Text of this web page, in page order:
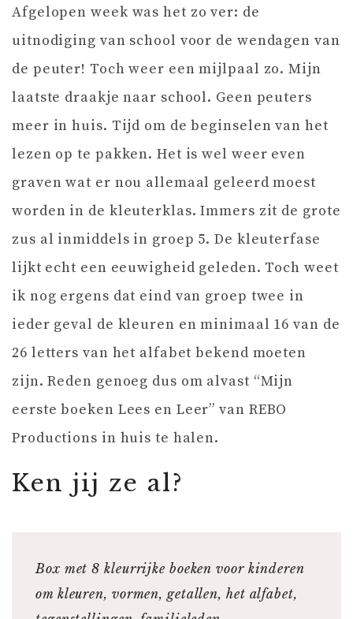
Afgelopen week was het zo ver: de
uitnodiging van school voor de wendagen van
de peuter! Toch weer een mijlpaal zo. Mijn
laatste draakje naar school. Geen peuters
meer in huis. Tijd om de beginselen van het
lezen op te pakken. Het is wel weer even
graven wat er nou allemaal geleerd moest
worden in de kleuterklas. Immers zit de grote
zus al inmiddels in groep 5. De kleuterfase
lijkt echt een eeuwigheid geleden. Toch weet
ik nog ergens dat eind van groep twee in
ieder geval de kleuren en minimaal 16 van de
26 letters van het alfabet bekend moeten
zijn. Reden genoeg dus om alvast “Mijn
eerste boeken Lees en Leer” van REBO
Productions in huis te halen.
Ken jij ze al?
Box met 8 kleurrijke boeken voor kinderen
om kleuren, vormen, getallen, het alfabet,